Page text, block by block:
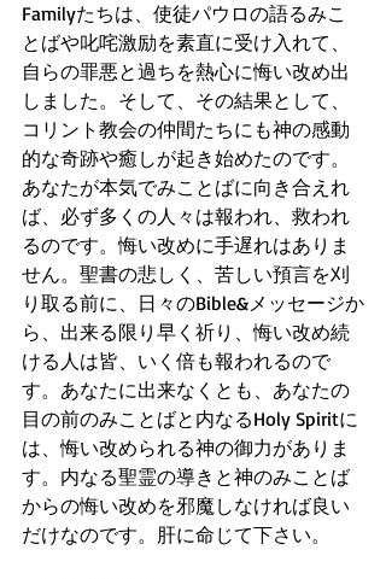
Familyたちは、使徒パウロの語るみこ
とばや叱咤激励を素直に受け入れて、
自らの罪悪と過ちを熱心に悔い改め出
しました。そして、その結果として、
コリント教会の仲間たちにも神の感動
的な奇跡や癒しが起き始めたのです。
あなたが本気でみことばに向き合えれ
ば、必ず多くの人々は報われ、救われ
るのです。悔い改めに手遅れはありま
せん。聖書の悲しく、苦しい預言を刈
り取る前に、日々のBible&メッセージか
ら、出来る限り早く祈り、悔い改め続
ける人は皆、いく倍も報われるので
す。あなたに出来なくとも、あなたの
目の前のみことばと内なるHoly Spiritに
は、悔い改められる神の御力がありま
す。内なる聖霊の導きと神のみことば
からの悔い改めを邪魔しなければ良い
だけなのです。肝に命じて下さい。